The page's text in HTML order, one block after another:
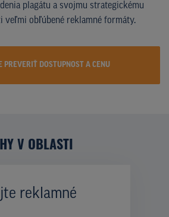
plagátu a svojmu strategickému
veľmi obľúbené reklamné formáty.
PREVERIŤ DOSTUPNOST A CENU
V OBLASTI
reklamné